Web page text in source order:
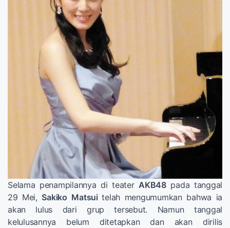
Selama penampilannya di teater AKB48pada tanggal
29 Mei, Sakiko Matsuitelah mengumumkan bahwa ia
akan lulus dari grup tersebut. Namun tanggal
kelulusannya belum ditetapkan dan akan dirilis